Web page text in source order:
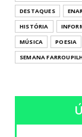
DESTAQUES
HISTÓRIA
MÚSICA
POESIA
SEMANA